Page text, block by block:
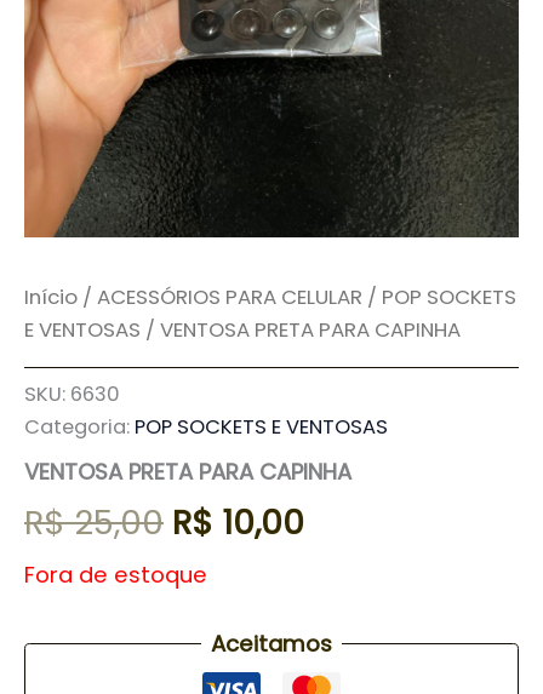
Início / ACESSÓRIOS PARA CELULAR / POP SOCKETS
E VENTOSAS / VENTOSA PRETA PARA CAPINHA
SKU: 6630
Categoria: POP SOCKETS E VENTOSAS
VENTOSA PRETA PARA CAPINHA
R$25,00 R$ 10,00
Fora de estoque
Aceitamos